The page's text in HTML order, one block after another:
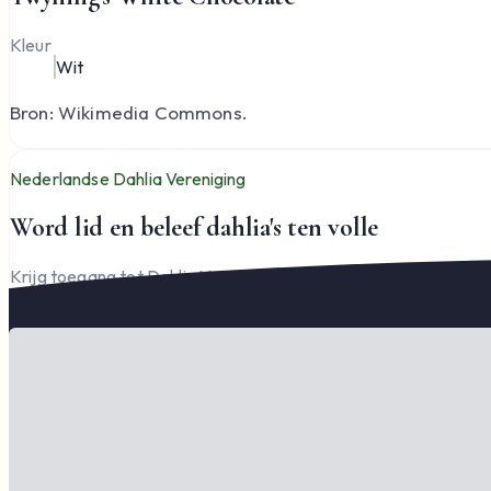
Kleur
Wit
Bron: Wikimedia Commons.
Nederlandse Dahlia Vereniging
Word lid en beleef dahlia's ten volle
Krijg toegang tot Dahlia Varia, documenten en het complete